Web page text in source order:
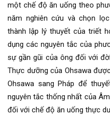
một chế độ ăn uống theo
năm nghiên cứu và chọn
thành lập lý thuyết của triết
dụng các nguyên tắc của
sự gần gũi của ông đối với
Thực dưỡng của Ohsawa
Ohsawa sang Pháp để
nguyên tắc thống nhất của
đối với chế độ ăn uống thực